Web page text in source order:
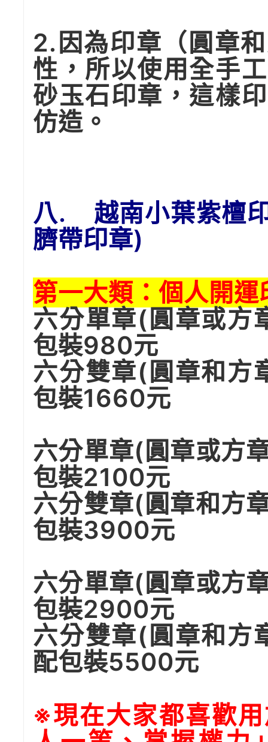
2.因為印章（圓章
性，所以使用全手
砂玉石印章，這樣
仿造。
八. 越南小葉紫檀
臍帶印章)
第一大類：個人開
六分單章(圓章或
包裝980元
六分雙章(圓章和
包裝1660元
六分單章(圓章或方
包裝2100元
六分雙章(圓章和方
包裝3900元
六分單章(圓章或方
包裝2900元
六分雙章(圓章和
配包裝5500元
※現在大家都喜歡